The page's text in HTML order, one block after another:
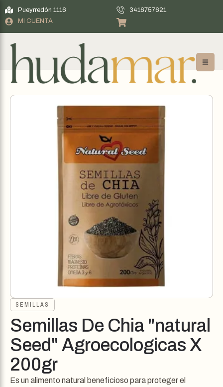
Pueyrredón 1116
3416757621
MI CUENTA
SEMILLAS
Semillas De Chia "natural
Seed" Agroecologicas X
200gr
Es un alimento natural beneficioso para proteger el